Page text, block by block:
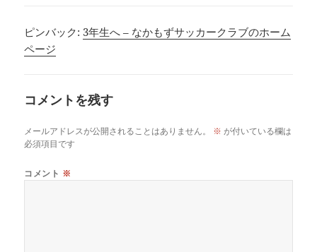
ピンバック: 3年生へ – なかもずサッカークラブのホーム
ページ
コメントを残す
メールアドレスが公開されることはありません。 ※ が付いている欄は
必須項目です
コメント ※